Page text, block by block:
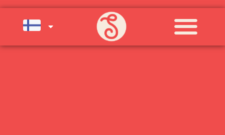
AVOINNA VIIKONLOPPUISIN (PE-
SU) ELOKUUN LOPPUUN ASTI
LÄMPIMÄSTI TERVETULOA!